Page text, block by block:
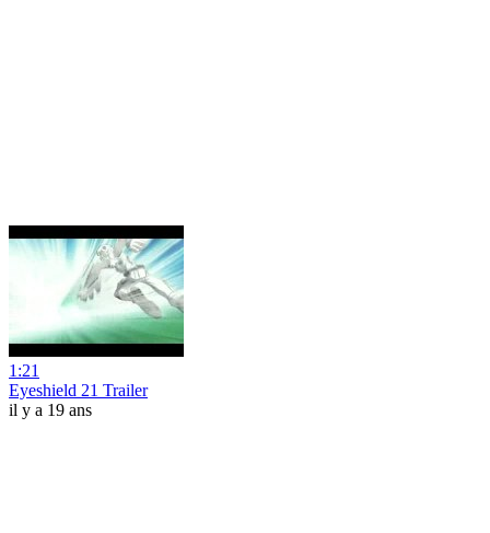
1:21
Eyeshield 21 Trailer
il y a 19 ans